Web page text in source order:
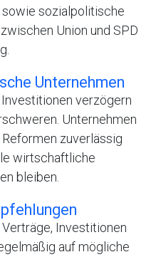
sozialpolitische
Union und SPD
Unternehmen
verzögern
Unternehmen
zuverlässig
wirtschaftliche
bleiben.
Investitionen
auf mögliche